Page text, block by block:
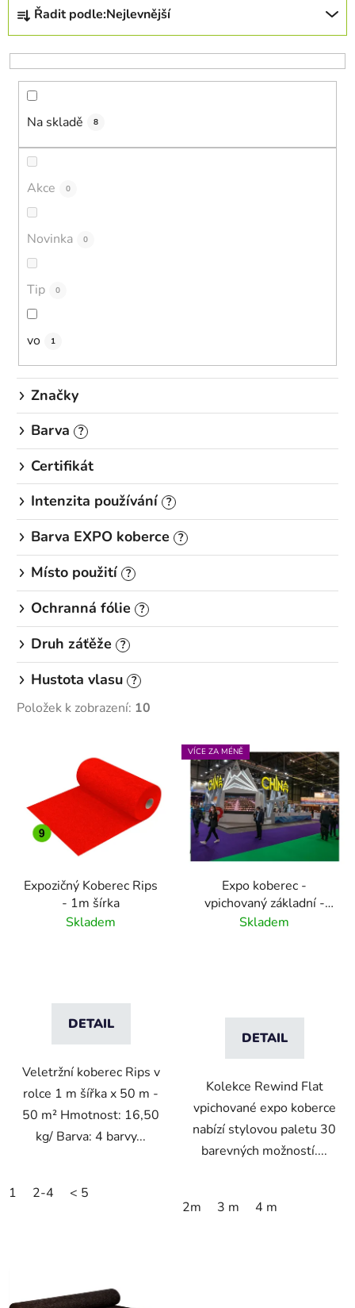
z
e
Řadit podle:Nejlevnější
Na skladě 8
Akce 0
Novinka 0
Tip 0
vo 1
Značky
Barva
?
Certifikát
Intenzita používání ?
Barva EXPO koberce ?
Místo použití ?
Ochranná fólie ?
Druh záťěže ?
Hustota vlasu ?
Položek k zobrazení: 10
Expozičný Koberec Rips
- 1m šírka
Skladem
DETAIL
Veletržní koberec Rips v
rolce 1 m šířka x 50 m -
50 m² Hmotnost: 16,50
kg/ Barva: 4 barvy...
1 2-4 < 5
VÍCE ZA MÉNĚ
Expo koberec -
vpichovaný základní -
30 barev
Skladem
DETAIL
Kolekce Rewind Flat
vpichované expo koberce
nabízí stylovou paletu 30
barevných možností....
2m 3 m 4 m